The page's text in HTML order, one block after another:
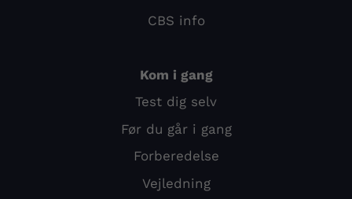
CBS info
Kom i gang
Test dig selv
Før du går i gang
Forberedelse
Vejledning